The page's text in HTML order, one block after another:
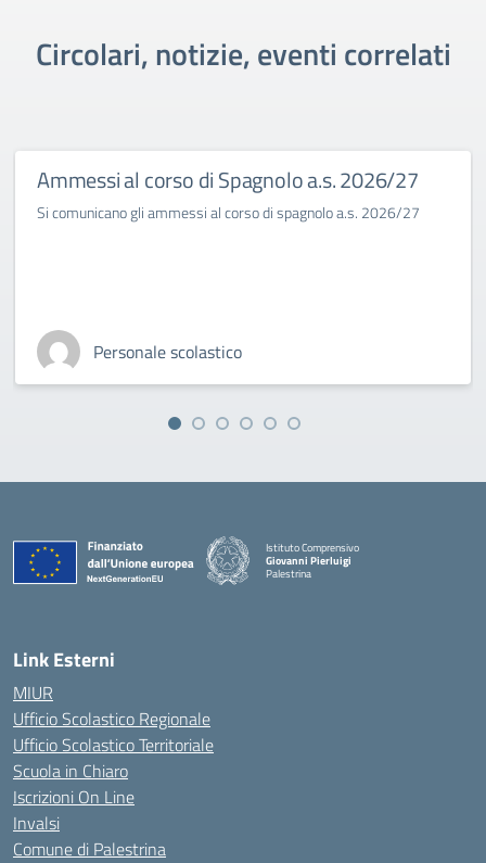
Circolari, notizie, eventi correlati
Ammessi al corso di Spagnolo a.s. 2026/27
Si comunicano gli ammessi al corso di spagnolo a.s. 2026/27
Personale scolastico
Istituto Comprensivo
Giovanni Pierluigi
Palestrina
Link Esterni
MIUR
Ufficio Scolastico Regionale
Ufficio Scolastico Territoriale
Scuola in Chiaro
Iscrizioni On Line
Invalsi
Comune di Palestrina